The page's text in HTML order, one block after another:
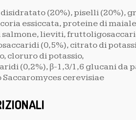
(20%), piselli (20%),
essiccata, proteine di maiale
lieviti,
(0,5%), citrato di
cloruro di potassio,
(0,2%), β-1,3/1,6 glucani da
cerevisiae